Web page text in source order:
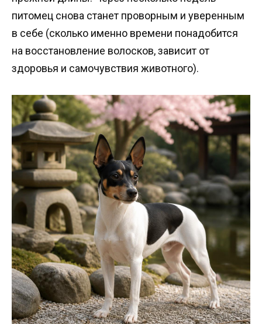
питомец снова станет проворным и уверенным
в себе (сколько именно времени понадобится
на восстановление волосков, зависит от
здоровья и самочувствия животного).